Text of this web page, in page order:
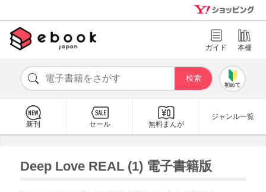
ガイド 本棚
初めて
新刊 セール 無料まんが
ジャンル一覧
Deep Love REAL (1) 電子書籍版